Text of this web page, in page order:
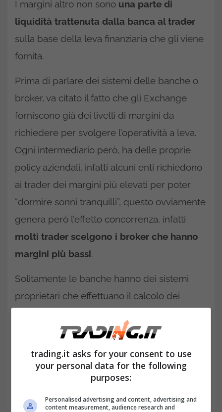
I margini altro non sono una parte di
liquidità trattenuta dalla banca al trader
sulla base della leva finanziaria che gli viene
fornita.
Prima di parlare dei sistemi delle banche o
broker, va citato il fatto che gli Exchange
forniscono già dei livelli di margini da
richiedere per svolgere l’operatività a leva.
Ogni intermediario però, ha delle proprie
policy aziendali, infatti alcuni enti richiedono
ai trader dei margini più elevati per poter
“dormire sonni tranquilli”, questo ovviamente
genera però l’effetto concorrenza, infatti
molti trader scelgono i broker che hanno
margini più bassi.
Solitamente le banche hanno dei sistemi
proprietari che effettuano il calcolo dei
particolare servizio serve agli intermediari
per potersi tutelare in ogni momento
prese di posizione sconsiderate da parte dei
trader.Il dipartimento che si occupa di
queste pratiche si chiamaRisk
trading.it asks for your consent to use
your personal data for the following
purposes:
Personalised advertising and content, advertising and
content measurement, audience research and